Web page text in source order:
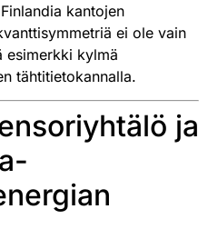
kantojen
ei ole vain
esimerkki kylmä
tähtitietokannalla.
ja